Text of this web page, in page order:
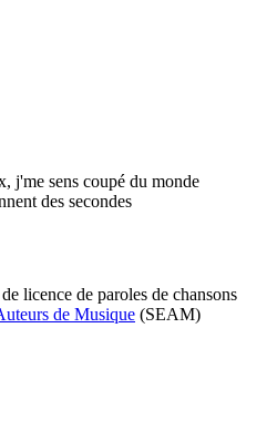
j'me sens coupé du monde
des secondes
licence de paroles de chansons
de Musique (SEAM)